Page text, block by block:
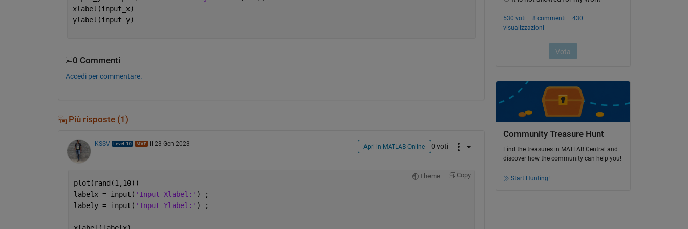
xlabel(input_x)
ylabel(input_y)
0 Commenti
Accedi per commentare.
Più risposte (1)
KSSV il 23 Gen 2023 Apri in MATLAB Online 0 voti
Theme Copy
plot(rand(1,10))
labelx = input( 'Input Xlabel:' ) ;
labely = input( 'Input Ylabel:' ) ;
Community Treasure Hunt
Find the treasures in MATLAB Central and
discover how the community can help you!
Start Hunting!